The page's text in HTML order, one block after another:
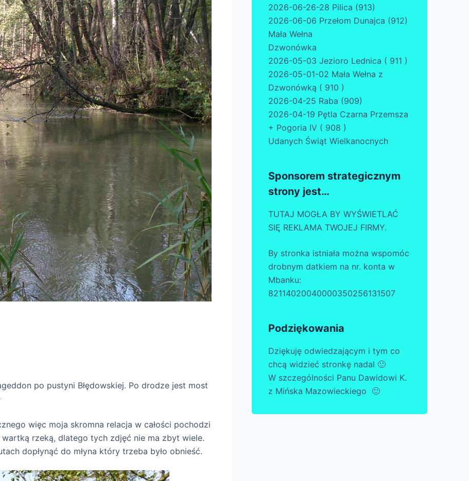
po pustyni Błędowskiej. Po drodze jest most
więc moja skromna relacja w całości pochodzi
rzeką, dlatego tych zdjęć nie ma zbyt wiele.
dopłynąć do młyna który trzeba było obnieść.
2026-06-26-28 Pilica (913)
2026-06-06 Przełom Dunajca (912)
Mała Wełna
Dzwonówka
2026-05-03 Jezioro Lednica ( 911 )
2026-05-01-02 Mała Wełna z
Dzwonówką ( 910 )
2026-04-25 Raba (909)
2026-04-19 Pętla Czarna Przemsza
+ Pogoria IV ( 908 )
Udanych Świąt Wielkanocnych
Sponsorem strategicznym
strony jest…
TUTAJ MOGŁA BY WYŚWIETLAĆ
SIĘ REKLAMA TWOJEJ FIRMY.
By stronka istniała można wspomóc
drobnym datkiem na nr. konta w
Mbanku:
82114020040000350256131507
Podziękowania
Dziękuję odwiedzającym i tym co
chcą widzieć stronkę nadal 🙂
W szczególności Panu Dawidowi K.
z Mińska Mazowieckiego 🙂